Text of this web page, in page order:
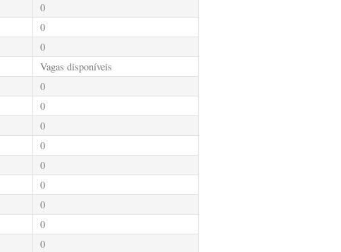
0
0
0
Vagas disponíveis
0
0
0
0
0
0
0
0
0